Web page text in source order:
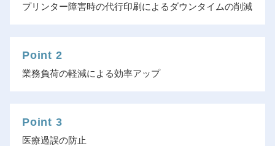
プリンター障害時の代行印刷によるダウンタイムの削減
Point 2
業務負荷の軽減による効率アップ
Point 3
医療過誤の防止